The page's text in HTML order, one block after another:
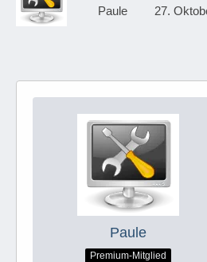
Paule 27.
Paule
Premium-Mitglied